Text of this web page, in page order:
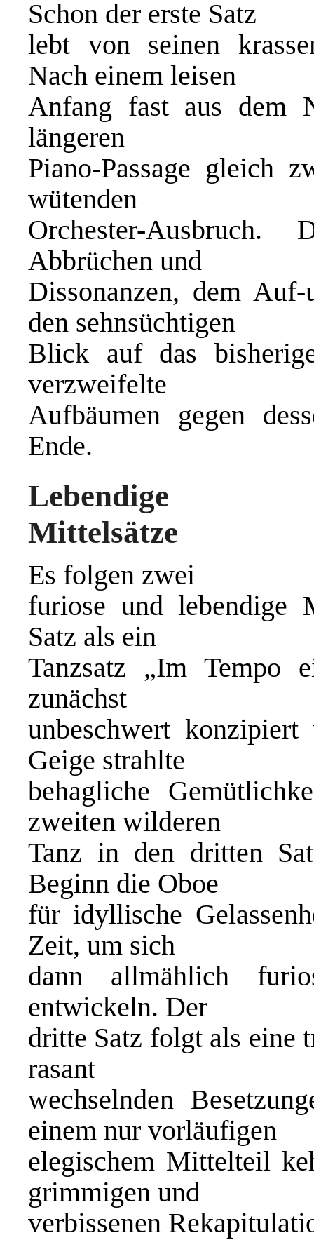
Schon der erste Satz
lebt von seinen
Nach einem leisen
Anfang fast aus dem
längeren
Piano-Passage gleich
wütenden
Orchester-
Abbrüchen und
Dissonanzen, dem
den sehnsüchtigen
Blick auf das
verzweifelte
Aufbäumen gegen
Ende.
Lebendige
Mittelsätze
Es folgen zwei
furiose und lebendige
Satz als ein
Tanzsatz „Im Tempo
zunächst
unbeschwert
Geige strahlte
behagliche
zweiten wilderen
Tanz in den dritten
Beginn die Oboe
für idyllische
Zeit, um sich
dann allmählich
entwickeln. Der
dritte Satz folgt als eine
rasant
wechselnden
einem nur vorläufigen
elegischem Mittelteil
grimmigen und
verbissenen